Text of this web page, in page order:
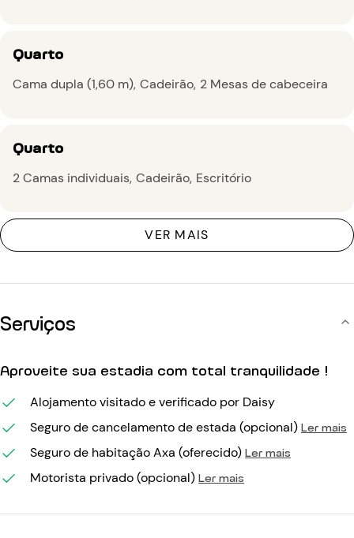
Quarto
Cama dupla (1,60 m) Cadeirão 2 Mesas de cabeceira
Quarto
2 Camas individuais Cadeirão Escritório
VER MAIS
Serviços
Aproveite sua estadia com total tranquilidade !
Alojamento visitado e verificado por Daisy
Seguro de cancelamento de estada (opcional) Ler mais
Seguro de habitação Axa (oferecido) Ler mais
Motorista privado (opcional) Ler mais